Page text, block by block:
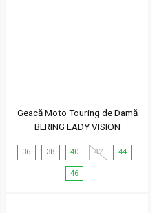
Geacă Moto Touring de Damă
BERING LADY VISION
36 38 40 42 44
46